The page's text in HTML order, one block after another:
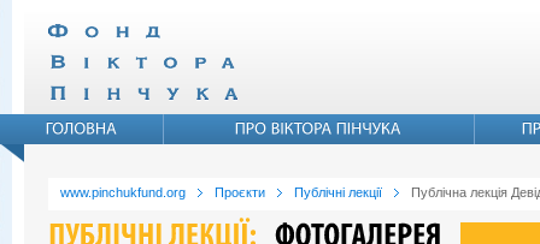
www.pinchukfund.org Проєкти Публічні лекції Публічна лекція